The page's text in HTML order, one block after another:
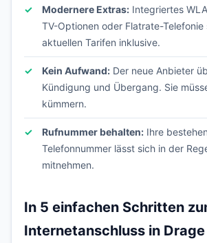
Modernere Extras: Integriertes
TV-Optionen oder Flatrate-Telefonie
aktuellen Tarifen inklusive.
Kein Aufwand: Der neue Anbieter
Kündigung und Übergang. Sie
kümmern.
Rufnummer behalten: Ihre
Telefonnummer lässt sich in der
mitnehmen.
In 5 einfachen Schritten
Internetanschluss in